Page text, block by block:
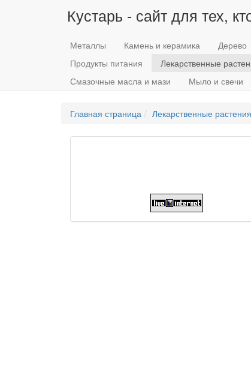
Кустарь - сайт для тех,
Металлы Камень и керамика Дерево
Продукты питания
Лекарственные
Смазочные масла и мази
Мыло и свечи
Главная страница Лекарственные растения